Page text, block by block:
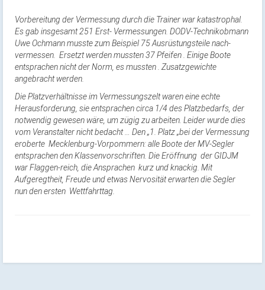
Vorbereitung der Vermessung durch die Trainer war katastrophal.
Es gab insgesamt 251 Erst- Vermessungen. DODV-Technikobmann
Uwe Ochmann musste zum Beispiel 75 Ausrüstungsteile nach-
vermessen. Ersetzt werden mussten 37 Pfeifen . Einige Boote
entsprachen nicht der Norm, es mussten . Zusatzgewichte
angebracht werden.
Die Platzverhältnisse im Vermessungszelt waren eine echte
Herausforderung, sie entsprachen circa 1/4 des Platzbedarfs, der
notwendig gewesen wäre, um zügig zu arbeiten. Leider wurde dies
vom Veranstalter nicht bedacht … Den „1. Platz „bei der Vermessung
eroberte Mecklenburg-Vorpommern: alle Boote der MV-Segler
entsprachen den Klassenvorschriften. Die Eröffnung der GIDJM
war Flaggen-reich, die Ansprachen kurz und knackig. Mit
Aufgeregtheit, Freude und etwas Nervosität erwarten die Segler
nun den ersten Wettfahrttag.